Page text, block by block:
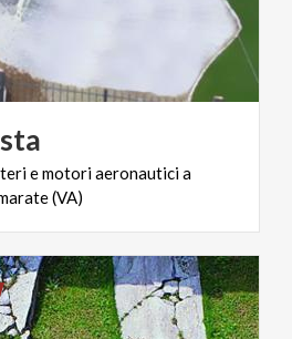
emotoriaeronauticia
(VA)